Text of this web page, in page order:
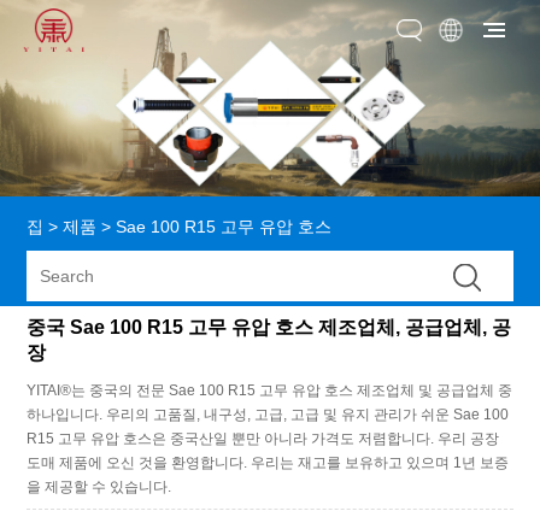
집 > 제품 > Sae 100 R15 고무 유압 호스
중국 Sae 100 R15 고무 유압 호스 제조업체, 공급업체, 공
장
YITAI®는 중국의 전문 Sae 100 R15 고무 유압 호스 제조업체 및 공급업체 중
하나입니다. 우리의 고품질, 내구성, 고급, 고급 및 유지 관리가 쉬운 Sae 100
R15 고무 유압 호스은 중국산일 뿐만 아니라 가격도 저렴합니다. 우리 공장
도매 제품에 오신 것을 환영합니다. 우리는 재고를 보유하고 있으며 1년 보증
을 제공할 수 있습니다.